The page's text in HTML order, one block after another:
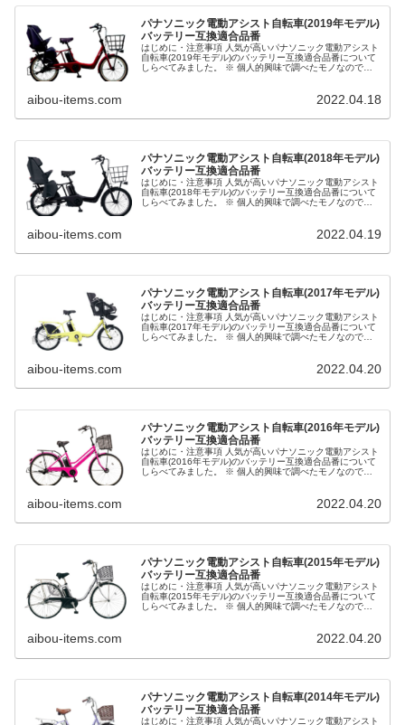
パナソニック電動アシスト自転車(2019年モデル)
バッテリー互換適合品番
はじめに・注意事項 人気が高いパナソニック電動アシスト
自転車(2019年モデル)のバッテリー互換適合品番について
しらべてみました。 ※ 個人的興味で調べたモノなので正
aibou-items.com 2022.04.18
パナソニック電動アシスト自転車(2018年モデル)
バッテリー互換適合品番
はじめに・注意事項 人気が高いパナソニック電動アシスト
自転車(2018年モデル)のバッテリー互換適合品番について
しらべてみました。 ※ 個人的興味で調べたモノなので正
aibou-items.com 2022.04.19
パナソニック電動アシスト自転車(2017年モデル)
バッテリー互換適合品番
はじめに・注意事項 人気が高いパナソニック電動アシスト
自転車(2017年モデル)のバッテリー互換適合品番について
しらべてみました。 ※ 個人的興味で調べたモノなので正
aibou-items.com 2022.04.20
パナソニック電動アシスト自転車(2016年モデル)
バッテリー互換適合品番
はじめに・注意事項 人気が高いパナソニック電動アシスト
自転車(2016年モデル)のバッテリー互換適合品番について
しらべてみました。 ※ 個人的興味で調べたモノなので正
aibou-items.com 2022.04.20
パナソニック電動アシスト自転車(2015年モデル)
バッテリー互換適合品番
はじめに・注意事項 人気が高いパナソニック電動アシスト
自転車(2015年モデル)のバッテリー互換適合品番について
しらべてみました。 ※ 個人的興味で調べたモノなので正
aibou-items.com 2022.04.20
パナソニック電動アシスト自転車(2014年モデル)
バッテリー互換適合品番
はじめに・注意事項 人気が高いパナソニック電動アシスト